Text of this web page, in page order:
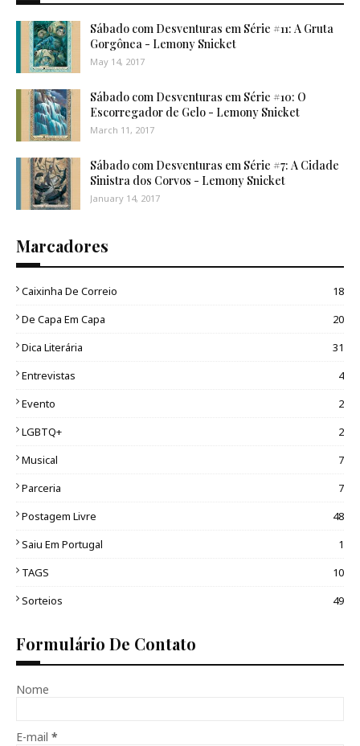
Sábado com Desventuras em Série #11: A Gruta
Gorgônea - Lemony Snicket
May 14, 2017
Sábado com Desventuras em Série #10: O
Escorregador de Gelo - Lemony Snicket
March 11, 2017
Sábado com Desventuras em Série #7: A Cidade
Sinistra dos Corvos - Lemony Snicket
January 14, 2017
Marcadores
Caixinha De Correio
18
De Capa Em Capa
20
Dica Literária
31
Entrevistas
4
Evento
2
LGBTQ+
2
Musical
7
Parceria
7
Postagem Livre
48
Saiu Em Portugal
1
TAGS
10
Sorteios
49
Formulário De Contato
Nome
E-mail *